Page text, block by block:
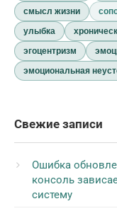
смысл жизни
улыбка
эгоцентризм
эмоциональная
Свежие записи
Ошибка
консоль
систему